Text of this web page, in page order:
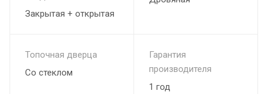
умеренной температурой при повышенной влажности, до
Закрытая + открытая
Топочная дверца
Со стеклом
Гарантия
производителя
1 год